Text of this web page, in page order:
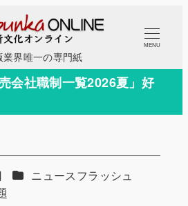
業界唯一の専門紙
MENU
会社職制一覧2026夏」好
カテゴリー
ニュースフラッシュ